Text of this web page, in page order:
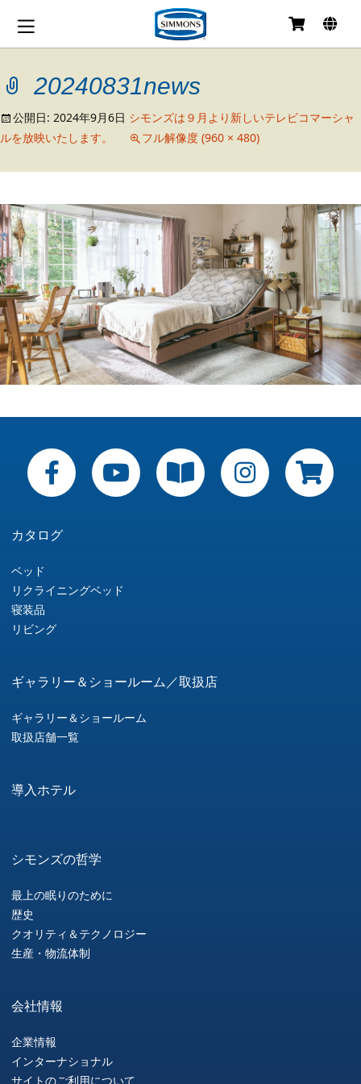
ン
へ
移
動
20240831news
公開日: 2024年9月6日 シモンズは９月より新しいテレビコマーシャ
ルを放映いたします。
フル解像度 (960 × 480)
カタログ
ベッド
リクライニングベッド
寝装品
リビング
ギャラリー＆ショールーム／取扱店
ギャラリー＆ショールーム
取扱店舗一覧
導入ホテル
シモンズの哲学
最上の眠りのために
歴史
クオリティ＆テクノロジー
生産・物流体制
会社情報
企業情報
インターナショナル
サイトのご利用について